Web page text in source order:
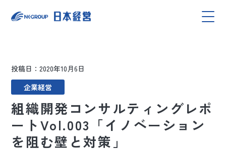
投稿日：2020年10月6日
企業経営
組織開発コンサルティングレポ
ートVol.003「イノベーション
を阻む壁と対策」